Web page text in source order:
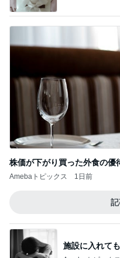
株価が下がり買った外食の優
Amebaトピックス 1日前
施設に入れて